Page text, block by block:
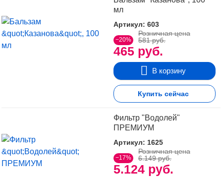
мл
Артикул: 603
−20%
465 руб.
Розничная цена
581 руб.
В корзину
Купить сейчас
Фильтр "Водолей"
ПРЕМИУМ
Артикул: 1625
−17%
5.124 руб.
Розничная цена
6.149 руб.